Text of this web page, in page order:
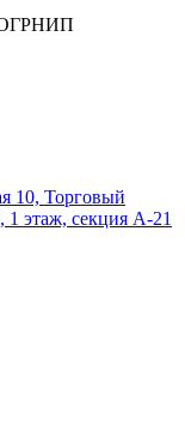
ОГРНИП
10, Торговый
1 этаж, секция А-21